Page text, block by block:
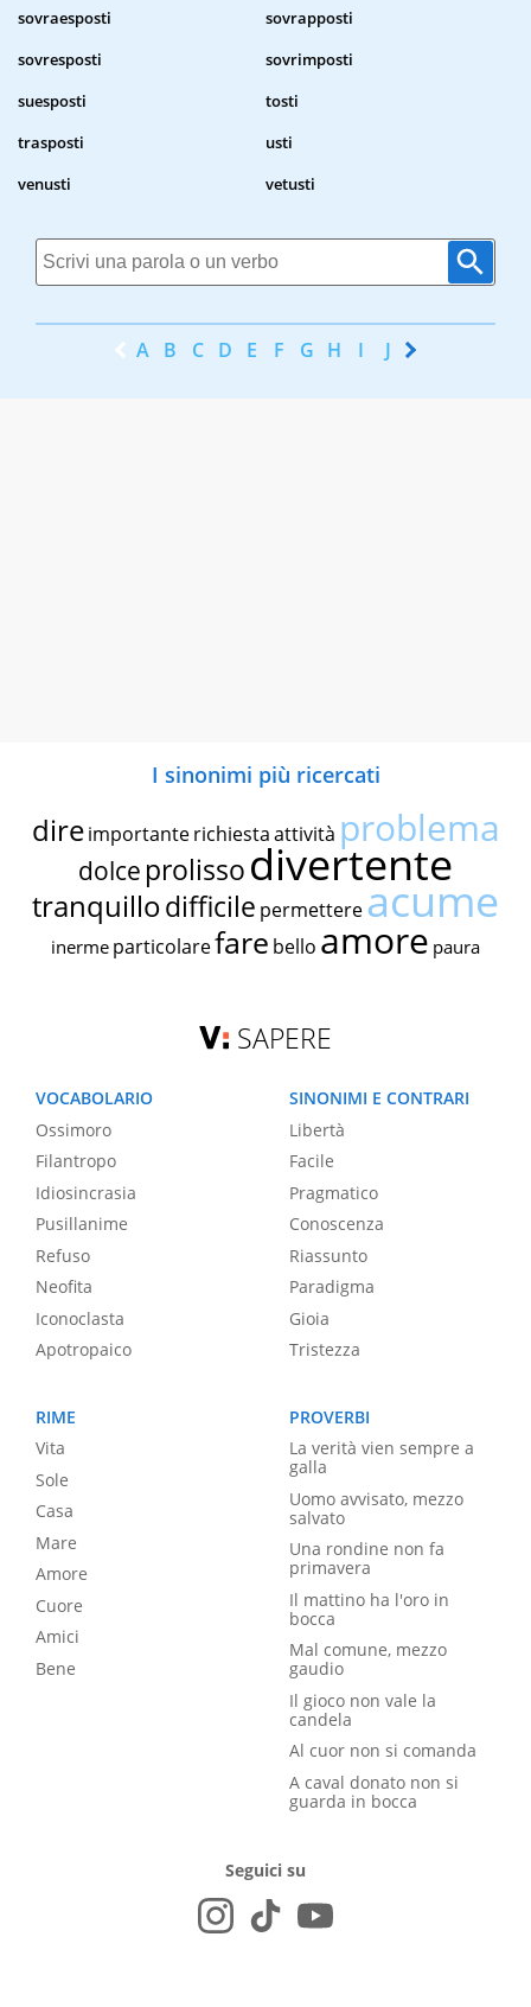
sovraesposti
sovrapposti
sovresposti
sovrimposti
suesposti
tosti
trasposti
usti
venusti
vetusti
A B C D E F G H I J K
I sinonimi più ricercati
dire importante richiestaattività problema
dolce prolissodivertente
tranquillodifficile permettereacume
inerme particolarefare bello amore paura
SAPERE
VOCABOLARIO
Ossimoro
Filantropo
Idiosincrasia
Pusillanime
Refuso
Neofita
Iconoclasta
Apotropaico
SINONIMI E CONTRARI
Libertà
Facile
Pragmatico
Conoscenza
Riassunto
Paradigma
Gioia
Tristezza
RIME
Vita
Sole
Casa
Mare
Amore
Cuore
Amici
Bene
PROVERBI
La verità vien sempre a
galla
Uomo avvisato, mezzo
salvato
Una rondine non fa
primavera
Il mattino ha l'oro in
bocca
Mal comune, mezzo
gaudio
Il gioco non vale la
candela
Al cuor non si comanda
A caval donato non si
guarda in bocca
Seguici su